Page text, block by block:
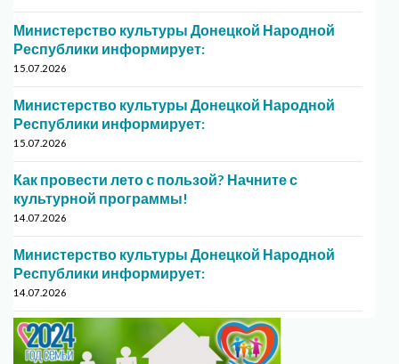
Министерство культуры Донецкой Народной
Республики информирует:
15.07.2026
Министерство культуры Донецкой Народной
Республики информирует:
15.07.2026
Как провести лето с пользой? Начните с
культурной программы!
14.07.2026
Министерство культуры Донецкой Народной
Республики информирует:
14.07.2026